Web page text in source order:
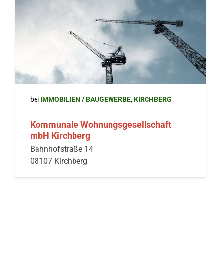
bei IMMOBILIEN / BAUGEWERBE,KIRCHBERG
Kommunale Wohnungsgesellschaft
mbH Kirchberg
Bahnhofstraße 14
08107 Kirchberg